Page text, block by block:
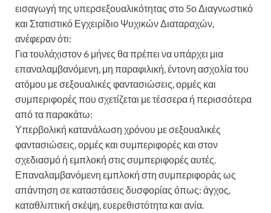
εισαγωγή της υπερσεξουαλικότητας στο 5ο Διαγνωστικό
και Στατιστικό Εγχειρίδιο Ψυχικών Διαταραχών,
ανέφεραν ότι:
Για τουλάχιστον 6 μήνες θα πρέπει να υπάρχει μια
επαναλαμβανόμενη, μη παραφιλική, έντονη ασχολία του
ατόμου με σεξουαλικές φαντασιώσεις, ορμές και
συμπεριφορές που σχετίζεται με τέσσερα ή περισσότερα
από τα παρακάτω:
Υπερβολική κατανάλωση χρόνου με σεξουαλικές
φαντασιώσεις, ορμές και συμπεριφορές και στον
σχεδιασμό ή εμπλοκή στις συμπεριφορές αυτές.
Επαναλαμβανόμενη εμπλοκή στη συμπεριφοράς ως
απάντηση σε καταστάσεις δυσφορίας όπως: άγχος,
καταθλιπτική σκέψη, ευερεθιστότητα και ανία.